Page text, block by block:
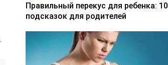
Правильный перекус для ребенка: 10
подсказок для родителей